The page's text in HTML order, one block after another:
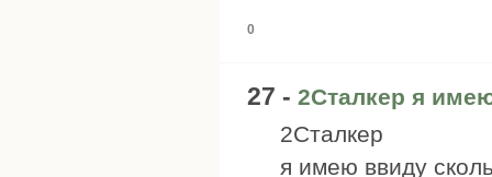
0
27 - 2Сталкер я
2Сталкер
я имею ввиду